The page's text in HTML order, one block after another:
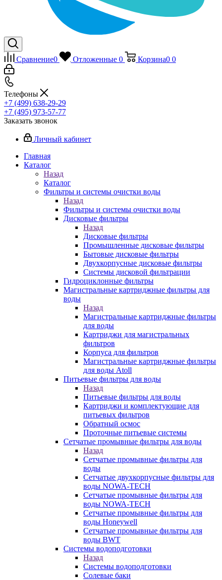
Сравнение0 Отложенные 0 Корзина0 0
Телефоны
+7 (499) 638-29-29
+7 (495) 973-57-77
Заказать звонок
Личный кабинет
Главная
Каталог
Назад
Каталог
Фильтры и системы очистки воды
Назад
Фильтры и системы очистки воды
Дисковые фильтры
Назад
Дисковые фильтры
Промышленные дисковые фильтры
Бытовые дисковые фильтры
Двухкорпусные дисковые фильтры
Системы дисковой фильтрации
Гидроциклонные фильтры
Магистральные картриджные фильтры для
воды
Назад
Магистральные картриджные фильтры
для воды
Картриджи для магистральных
фильтров
Корпуса для фильтров
Магистральные картриджные фильтры
для воды Atoll
Питьевые фильтры для воды
Назад
Питьевые фильтры для воды
Картриджи и комплектующие для
питьевых фильтров
Обратный осмос
Проточные питьевые системы
Сетчатые промывные фильтры для воды
Назад
Сетчатые промывные фильтры для
воды
Сетчатые двухкорпусные фильтры для
воды NOWA-TECH
Сетчатые промывные фильтры для
воды NOWA-TECH
Сетчатые промывные фильтры для
воды Honeywell
Сетчатые промывные фильтры для
воды BWT
Системы водоподготовки
Назад
Системы водоподготовки
Солевые баки